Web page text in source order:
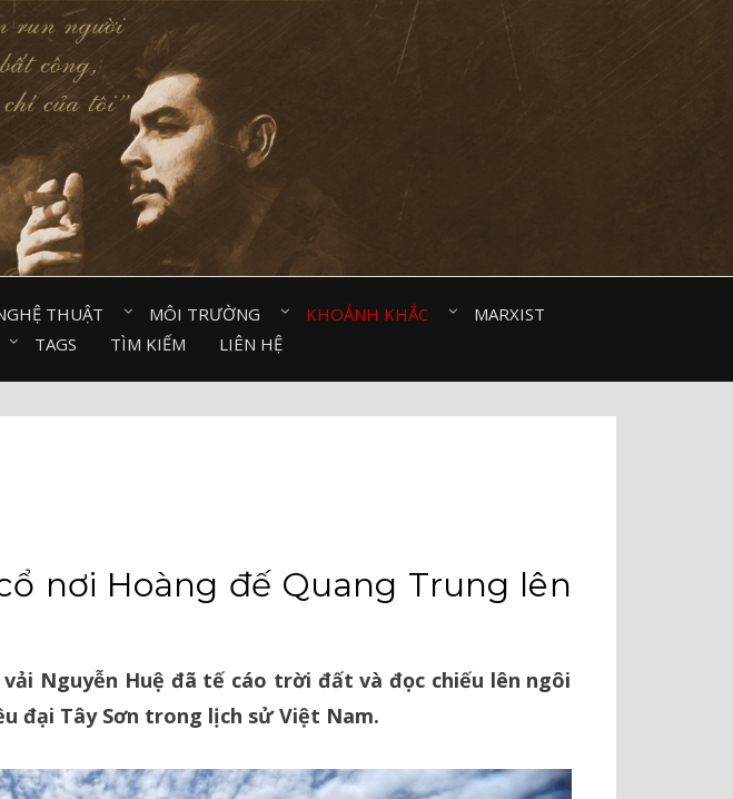
THUẬT⠀ MÔI TRƯỜNG⠀ KHOẢNH KHẮC⠀
MARXIST⠀
TAGS TÌM KIẾM LIÊN HỆ
nơi Hoàng đế Quang Trung lên
Nguyễn Huệ đã tế cáo trời đất và đọc chiếu lên ngôi
đại Tây Sơn trong lịch sử Việt Nam.